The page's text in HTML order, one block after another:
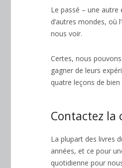
Le passé – une autre
d’autres mondes, où
nous voir.
Certes, nous
gagner de leurs
quatre leçons de
Contactez la
La plupart des livres
années, et ce pour
quotidienne pour